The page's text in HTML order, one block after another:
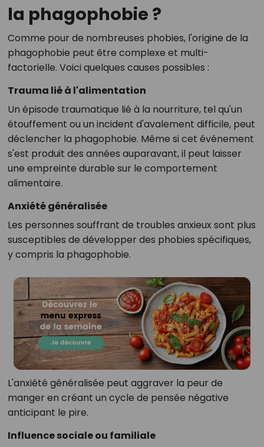
la phagophobie ?
Comme pour de nombreuses phobies, l'origine de la
phagophobie peut être complexe et multi-
factorielle. Voici quelques causes possibles :
Trauma lié à l'alimentation
Un épisode traumatique lié à la nourriture, tel qu'un
étouffement ou un incident d'avalement difficile, peut
déclencher la phagophobie. Même si cet événement
s'est produit des années auparavant, il peut laisser
une empreinte durable sur le comportement
alimentaire.
Anxiété généralisée
Les personnes souffrant de troubles anxieux sont plus
susceptibles de développer des phobies spécifiques,
y compris la phagophobie.
L'anxiété généralisée peut aggraver la peur de
manger en créant un cycle de pensée négative
anticipant le pire.
Influence sociale ou familiale